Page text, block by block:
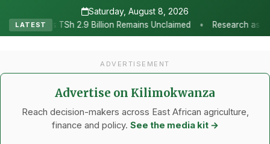
Saturday, August 8, 2026
LATEST
Remains Unclaimed • Research as the Heartbeat of
ADVERTISEMENT
Advertise on Kilimokwanza
Reach decision-makers across East African agriculture,
finance and policy. See the media kit →